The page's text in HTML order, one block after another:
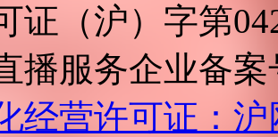
证（沪）字第
播服务企业备案
经营许可证：